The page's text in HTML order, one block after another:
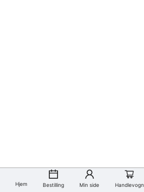
Hjem Bestilling Min side Handlevogn